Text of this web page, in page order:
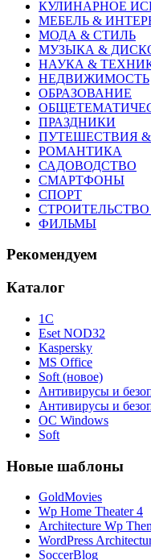
КУЛИНАРНОЕ
МЕБЕЛЬ &
МОДА & СТИЛЬ
МУЗЫКА &
НАУКА &
НЕДВИЖИМОСТЬ
ОБРАЗОВАНИЕ
ПРАЗДНИКИ
ПУТЕШЕСТВИЯ
РОМАНТИКА
САДОВОДСТВО
СМАРТФОНЫ
СПОРТ
ФИЛЬМЫ
Рекомендуем
Каталог
1С
Eset NOD32
Kaspersky
MS Office
Soft (новое)
Антивирусы и
Антивирусы и
ОС Windows
Soft
Новые шаблоны
GoldMovies
Wp Home Theater 4
Architecture Wp
WordPress
SoccerBlog